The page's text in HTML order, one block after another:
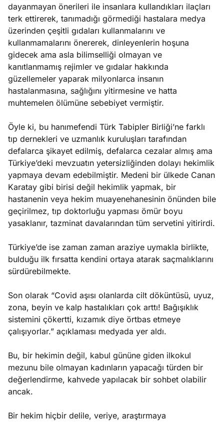
dayanmayan önerileri ile insanlara kullandıkları ilaçları
terk ettirerek, tanımadığı görmediği hastalara medya
üzerinden çeşitli gıdaları kullanmalarını ve
kullanmamalarını önererek, dinleyenlerin hoşuna
gidecek ama asla bilimselliği olmayan ve
kanıtlanmamış rejimler ve gıdalar hakkında
güzellemeler yaparak milyonlarca insanın
hastalanmasına, sağlığını yitirmesine ve hatta
muhtemelen ölümüne sebebiyet vermiştir.
Öyle ki, bu hanımefendi Türk Tabipler Birliği’ne farklı
tıp dernekleri ve uzmanlık kuruluşları tarafından
defalarca şikayet edilmiş, defalarca cezalar almış ama
Türkiye’deki mevzuatın yetersizliğinden dolayı hekimlik
yapmaya devam edebilmiştir. Medeni bir ülkede Canan
Karatay gibi birisi değil hekimlik yapmak, bir
hastanenin veya hekim muayenehanesinin önünden bile
geçirilmez, tıp doktorluğu yapması ömür boyu
yasaklanır, tazminat davalarından tüm servetini yitirirdi.
Türkiye’de ise zaman zaman araziye uymakla birlikte,
bulduğu ilk fırsatta kendini ortaya atarak saçmalıklarını
sürdürebilmekte.
Son olarak “Covid aşısı olanlarda cilt döküntüsü, uyuz,
zona, beyin ve kalp hastalıkları çok arttı! Bağışıklık
sistemini çökertti, kızamık diye örtbas etmeye
çalışıyorlar.” açıklaması medyada yer aldı.
Bu, bir hekimin değil, kabul gününe giden ilkokul
mezunu bile olmayan kadınların yapacağı türden bir
değerlendirme, kahvede yapılacak bir sohbet olabilir
ancak.
Bir hekim hiçbir delile, veriye, araştırmaya